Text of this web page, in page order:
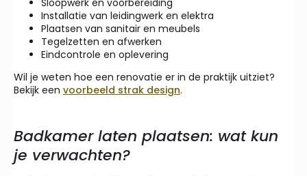
Installatie van leidingwerk en elektra
Plaatsen van sanitair en meubels
Tegelzetten en afwerken
Eindcontrole en oplevering
Wil je weten hoe een renovatie er in de praktijk uitziet?
Bekijk een voorbeeld strak design.
Badkamer laten plaatsen: wat kun
je verwachten?